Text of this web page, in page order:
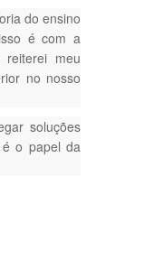
do ensino
é com a
meu
no nosso
soluções
é o papel da